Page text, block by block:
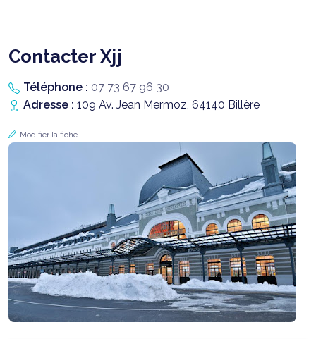
Contacter Xjj
Téléphone : 07 73 67 96 30
Adresse : 109 Av. Jean Mermoz, 64140 Billère
Modifier la fiche